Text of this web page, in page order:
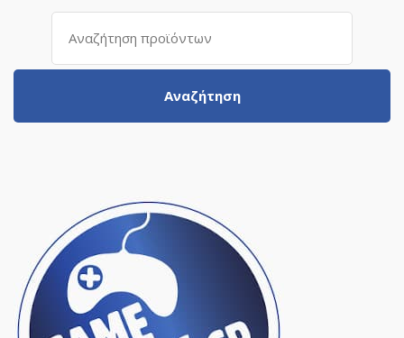
Αναζήτηση
Αναζήτηση